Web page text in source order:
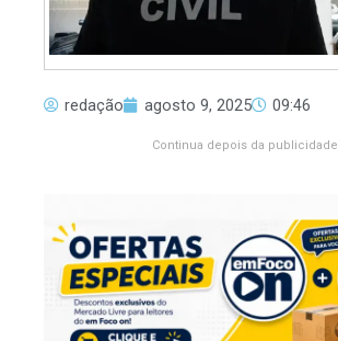
redação agosto 9, 2025 09:46
Continua depois da publicidade